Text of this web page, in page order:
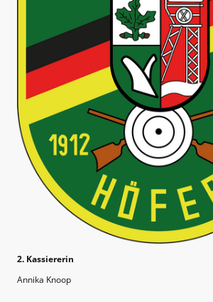
2. Kassiererin
Annika Knoop